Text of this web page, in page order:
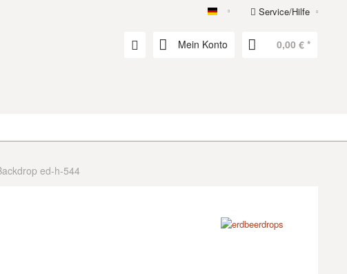
erdbeerdropsService/Hilfe
Mein Konto 0,00 € *
ed-h-544